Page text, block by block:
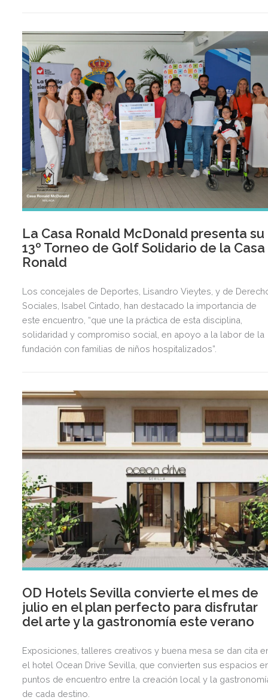
La Casa Ronald McDonald presenta su
13º Torneo de Golf Solidario de la Casa
Ronald
Los concejales de Deportes, Lisandro Vieytes, y de
Sociales, Isabel Cintado, han destacado la importancia de
este encuentro, “que une la práctica de esta disciplina,
solidaridad y compromiso social, en apoyo a la labor de la
fundación con familias de niños hospitalizados”.
OD Hotels Sevilla convierte el mes de
julio en el plan perfecto para disfrutar
del arte y la gastronomía este verano
Exposiciones, talleres creativos y buena mesa se dan cita
el hotel Ocean Drive Sevilla, que convierten sus espacios
puntos de encuentro entre la creación local y la
de cada destino.